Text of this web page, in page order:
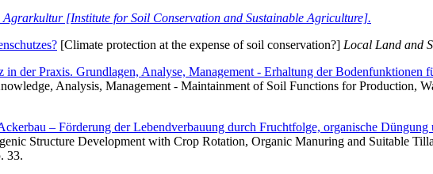
[Institute for Soil Conservation and Sustainable Agriculture].
[Climate protection at the expense of soil conservation?] Local Land and
der Praxis. Grundlagen, Analyse, Management - Erhaltung der Bodenfunktionen
Analysis, Management - Maintainment of Soil Functions for Production,
– Förderung der Lebendverbauung durch Fruchtfolge, organische Düngung
Structure Development with Crop Rotation, Organic Manuring and Suitable
33.